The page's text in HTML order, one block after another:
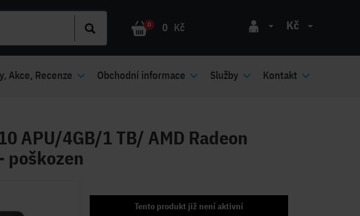
0 0 Kč Kč
Akce, Recenze Obchodní informace Služby Kontakt
APU/4GB/1 TB/ AMD Radeon
poškozen
Tento produkt již není aktivní